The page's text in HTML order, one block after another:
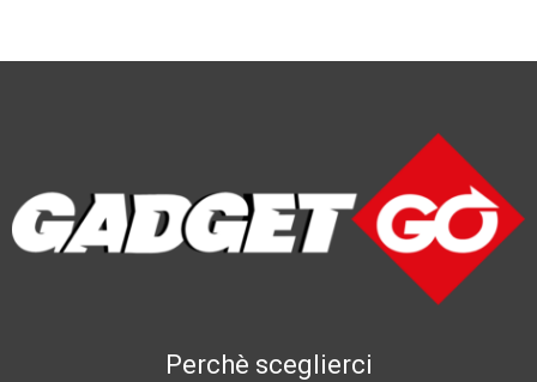
Perchè sceglierci